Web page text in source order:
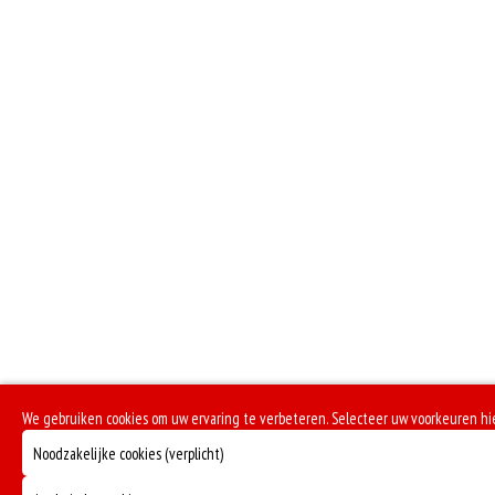
We gebruiken cookies om uw ervaring te verbeteren. Selecteer uw voorkeuren
Noodzakelijke cookies (verplicht)